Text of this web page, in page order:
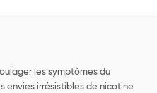
les symptômes du
envies irrésistibles de nicotine